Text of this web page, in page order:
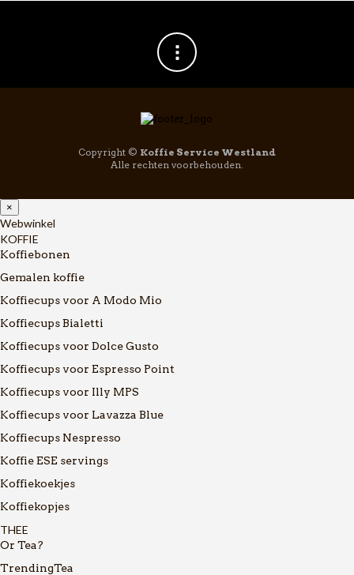
Copyright © Koffie Service Westland
Alle rechten voorbehouden.
×
Webwinkel
KOFFIE
Koffiebonen
Gemalen koffie
Koffiecups voor A Modo Mio
Koffiecups Bialetti
Koffiecups voor Dolce Gusto
Koffiecups voor Espresso Point
Koffiecups voor Illy MPS
Koffiecups voor Lavazza Blue
Koffiecups Nespresso
Koffie ESE servings
Koffiekoekjes
Koffiekopjes
THEE
Or Tea?
TrendingTea